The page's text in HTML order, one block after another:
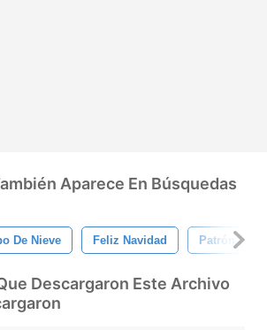
Aparece En Búsquedas
De Nieve Feliz Navidad Patrón De
Descargaron Este Archivo